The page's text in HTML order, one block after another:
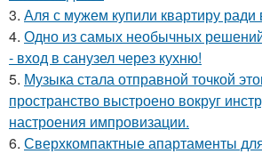
3. Аля с мужем купили квартиру ради
4. Одно из самых необычных
- вход в санузел через кухню!
5. Музыка стала отправной точкой
пространство выстроено вокруг
настроения импровизации.
6. Сверхкомпактные апартаменты